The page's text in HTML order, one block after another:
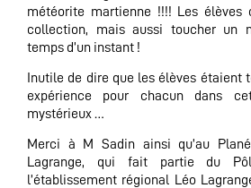
météorite martienne !!!! Les élèves
collection, mais aussi toucher un
temps d’un instant !
Inutile de dire que les élèves étaient
expérience pour chacun dans
mystérieux …
Merci à M Sadin ainsi qu’au
Lagrange, qui fait partie du
l’établissement régional Léo